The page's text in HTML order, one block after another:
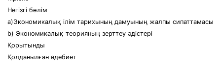
Негізгі бөлім
a)Экономикалық ілім тарихының дамуының жалпы сипаттамасы
b) Экономикалық теорияның зерттеу әдістері
Қорытынды
Қолданылған әдебиет